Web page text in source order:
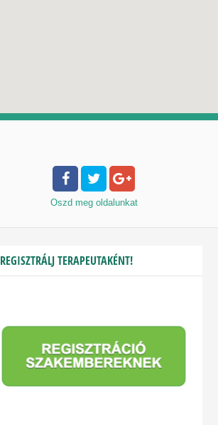
Oszd meg oldalunkat
REGISZTRÁLJ TERAPEUTAKÉNT!